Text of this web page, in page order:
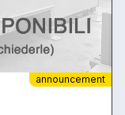
announcement